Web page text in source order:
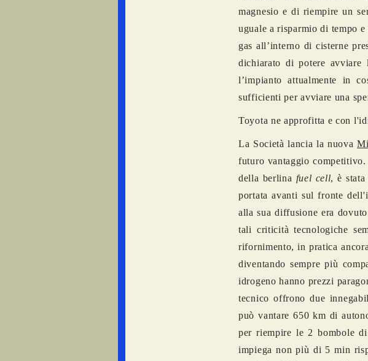
magnesio e di riempire un
uguale a risparmio di tempo
gas all’interno di cisterne
dichiarato di potere avviare
l’impianto attualmente in
sufficienti per avviare una
Toyota ne approfitta e con
La Società lancia la nuova
futuro vantaggio
della berlina fuel cell, è
portata avanti sul fronte
alla sua diffusione era
tali criticità tecnologiche
rifornimento, in pratica
diventando sempre più
idrogeno hanno prezzi
tecnico offrono due
può vantare 650 km di
per riempire le 2 bombole
impiega non più di 5 min